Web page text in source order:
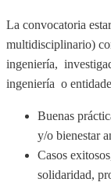
La convocatoria
multidisciplinario)
ingeniería,
ingeniería o
Buenas
y/o bienestar
Casos
solidaridad,